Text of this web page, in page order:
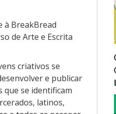
à BreakBread
de Arte e Escrita
criativos se
e publicar
se identificam
latinos,